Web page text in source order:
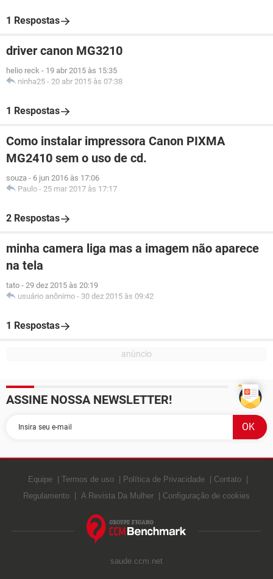
1 Respostas
driver canon MG3210
helio reck - 19 abr 2015 às 15:35
ninha25 - 20 abr 2015 às 07:38
1 Respostas
Como instalar impressora Canon PIXMA
MG2410 sem o uso de cd.
souza - 6 jun 2016 às 17:06
Paulo - 25 mar 2017 às 17:17
2 Respostas
minha camera liga mas a imagem não aparece
na tela
tato - 29 dez 2015 às 20:19
usuário anônimo - 30 dez 2015 às 09:42
1 Respostas
ASSINE NOSSA NEWSLETTER!
Equipe Termos de uso Política de Privacidade
Contato
Regulamento
A Revista Da Mulher Configuração de cookies
saude.ccm.net